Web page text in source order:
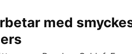
med